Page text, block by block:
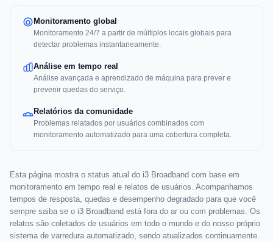
Monitoramento global
Monitoramento 24/7 a partir de múltiplos locais globais para
detectar problemas instantaneamente.
Análise em tempo real
Análise avançada e aprendizado de máquina para prever e
prevenir quedas do serviço.
Relatórios da comunidade
Problemas relatados por usuários combinados com
monitoramento automatizado para uma cobertura completa.
Esta página mostra o status atual do i3 Broadband com base em
monitoramento em tempo real e relatos de usuários. Acompanhamos
tempos de resposta, quedas e desempenho degradado para que você
sempre saiba se o i3 Broadband está fora do ar ou com problemas. Os
relatos são coletados de usuários em todo o mundo e do nosso próprio
sistema de varredura automatizado, sendo atualizados continuamente.